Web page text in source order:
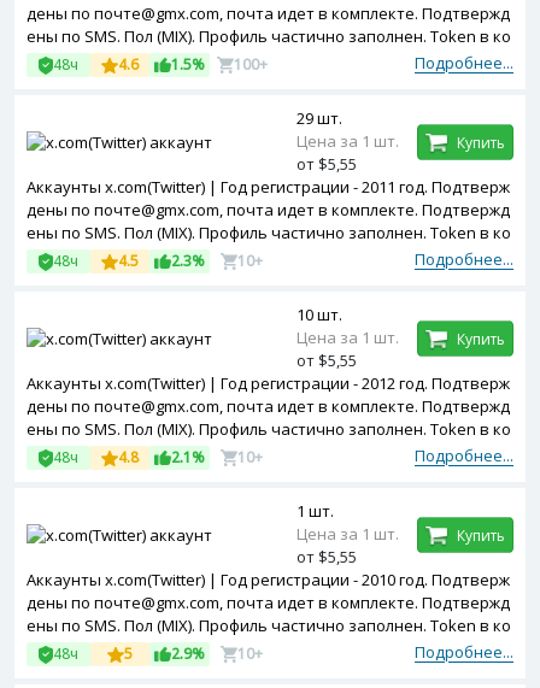
дены по почте@gmx.com, почта идет в комплекте. Подтвержд
ены по SMS. Пол (MIX). Профиль частично заполнен. Token в ко
мплекте.
Подробнее...
48ч 4.6 1.5% 100+
Аккаунты x.com(Twitter) | Год регистрации - 2011 год. Подтверж
дены по почте@gmx.com, почта идет в комплекте. Подтвержд
ены по SMS. Пол (MIX). Профиль частично заполнен. Token в ко
мплекте.
Подробнее...
48ч 4.5 2.3% 10+
29 шт.
Цена за 1 шт.
от $5,55
Купить
Аккаунты x.com(Twitter) | Год регистрации - 2012 год. Подтверж
дены по почте@gmx.com, почта идет в комплекте. Подтвержд
ены по SMS. Пол (MIX). Профиль частично заполнен. Token в ко
мплекте.
Подробнее...
48ч 4.8 2.1% 10+
10 шт.
Цена за 1 шт.
от $5,55
Купить
Аккаунты x.com(Twitter) | Год регистрации - 2010 год. Подтверж
дены по почте@gmx.com, почта идет в комплекте. Подтвержд
ены по SMS. Пол (MIX). Профиль частично заполнен. Token в ко
мплекте.
Подробнее...
48ч 5 2.9% 10+
1 шт.
Цена за 1 шт.
от $5,55
Купить